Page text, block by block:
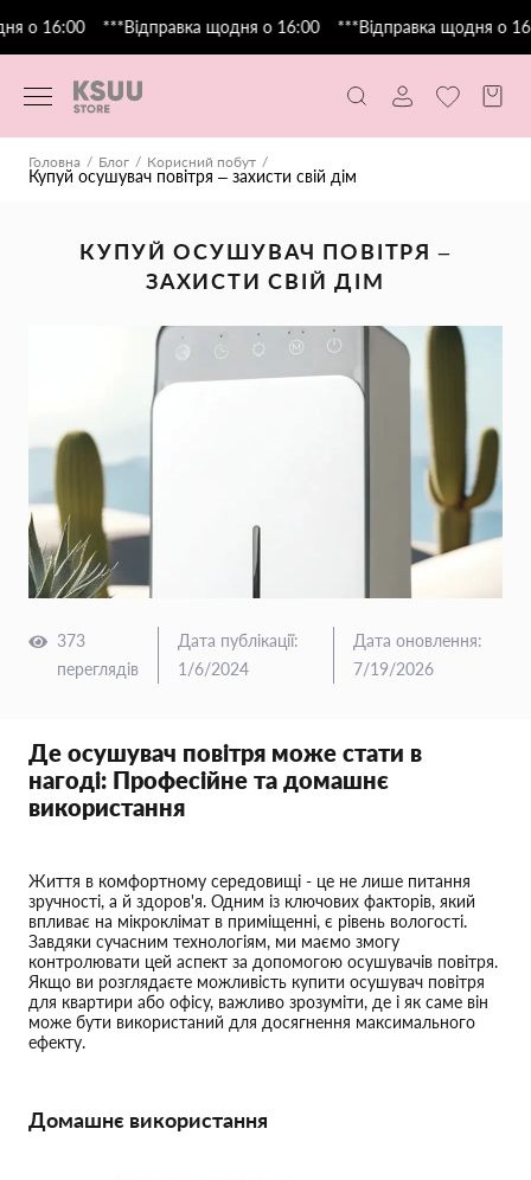
о 16:00 ***Відправка щодня о 16:00 ***Відправка щодня о
Головна Блог Корисний побут
Купуй осушувач повітря – захисти свій дім
КУПУЙ ОСУШУВАЧ ПОВІТРЯ –
ЗАХИСТИ СВІЙ ДІМ
373
переглядів
Дата публікації:
1/6/2024
Дата оновлення:
7/19/2026
Де осушувач повітря може стати в
нагоді: Професійне та домашнє
використання
Життя в комфортному середовищі - це не лише питання
зручності, а й здоров'я. Одним із ключових факторів, який
впливає на мікроклімат в приміщенні, є рівень вологості.
Завдяки сучасним технологіям, ми маємо змогу
контролювати цей аспект за допомогою осушувачів повітря.
Якщо ви розглядаєте можливість купити осушувач повітря
для квартири або офісу, важливо зрозуміти, де і як саме він
може бути використаний для досягнення максимального
ефекту.
Домашнє використання